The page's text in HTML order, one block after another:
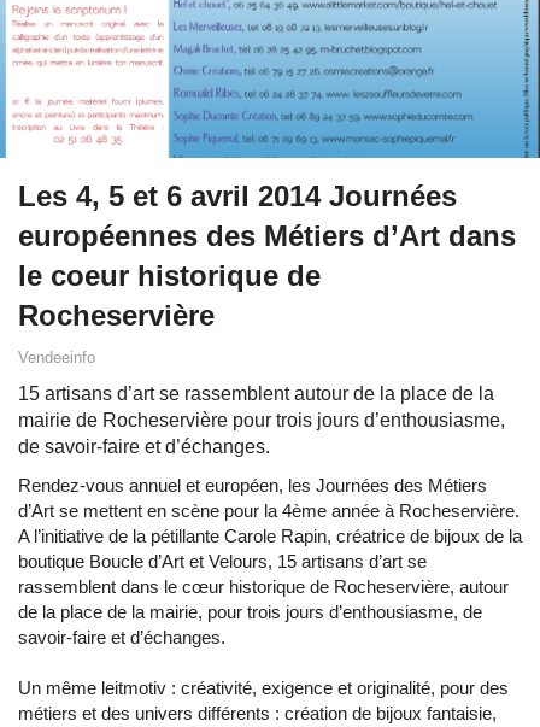
Les 4, 5 et 6 avril 2014 Journées
européennes des Métiers d’Art dans
le coeur historique de
Rocheservière
Vendeeinfo
15 artisans d’art se rassemblent autour de la place de la
mairie de Rocheservière pour trois jours d’enthousiasme,
de savoir-faire et d’échanges.
Rendez-vous annuel et européen, les Journées des Métiers
d’Art se mettent en scène pour la 4ème année à Rocheservière.
A l’initiative de la pétillante Carole Rapin, créatrice de bijoux de la
boutique Boucle d’Art et Velours, 15 artisans d’art se
rassemblent dans le cœur historique de Rocheservière, autour
de la place de la mairie, pour trois jours d’enthousiasme, de
savoir-faire et d’échanges.
Un même leitmotiv : créativité, exigence et originalité, pour des
métiers et des univers différents : création de bijoux fantaisie,